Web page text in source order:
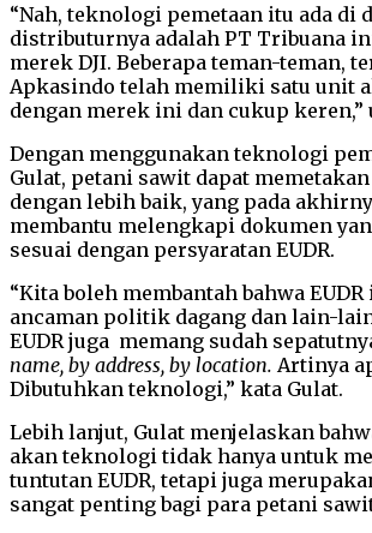
“Nah, teknologi pemetaan itu ada di
distributurnya adalah PT Tribuana
merek DJI. Beberapa teman-teman,
Apkasindo telah memiliki satu unit
dengan merek ini dan cukup keren,”
Dengan menggunakan teknologi
Gulat, petani sawit dapat
dengan lebih baik, yang pada
membantu melengkapi dokumen
sesuai dengan persyaratan EUDR.
“Kita boleh membantah bahwa EUDR
ancaman politik dagang dan lain-
EUDR juga memang sudah
name, by address, by location. Artinya
Dibutuhkan teknologi,” kata Gulat.
Lebih lanjut, Gulat menjelaskan
akan teknologi tidak hanya untuk
tuntutan EUDR, tetapi juga
sangat penting bagi para petani